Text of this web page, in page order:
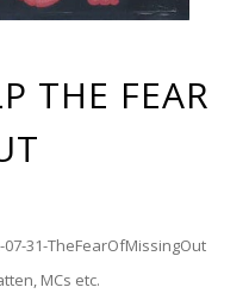
THE FEAR
07-31-TheFearOfMissingOut
MCs etc.